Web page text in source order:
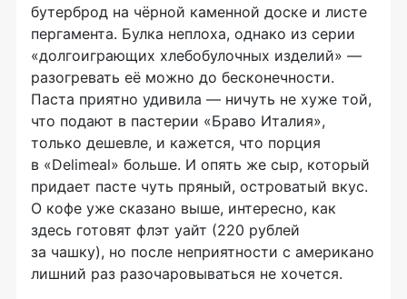
бутерброд на чёрной каменной доске и листе
пергамента. Булка неплоха, однако из серии
«долгоиграющих хлебобулочных изделий» —
разогревать её можно до бесконечности.
Паста приятно удивила — ничуть не хуже той,
что подают в пастерии «Браво Италия»,
только дешевле, и кажется, что порция
в «Delimeal» больше. И опять же сыр, который
придает пасте чуть пряный, островатый вкус.
О кофе уже сказано выше, интересно, как
здесь готовят флэт уайт (220 рублей
за чашку), но после неприятности с американо
лишний раз разочаровываться не хочется.